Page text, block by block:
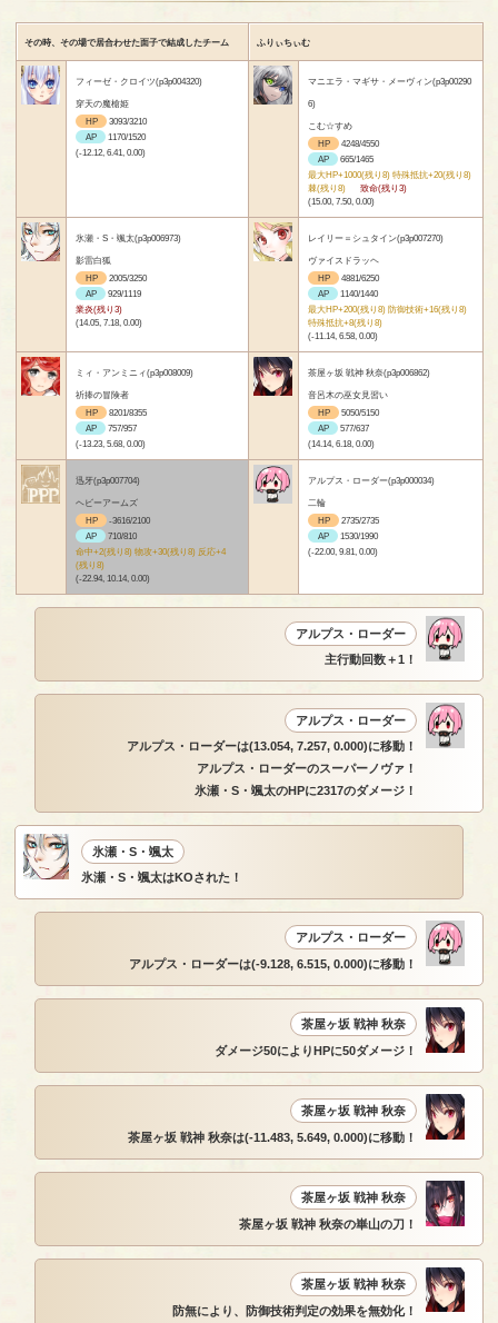
その時、その場で居合わせた面子で結成したチーム ふりぃちぃむ
フィーゼ・クロイツ(p3p004320)
穿天の魔槍姫
HP
3093/3210
AP
1170/1520
(-12.12, 6.41, 0.00)
マニエラ・マギサ・メーヴィン(p3p00290
6)
こむ☆すめ
HP
4248/4550
AP
665/1465
最大HP+1000(残り8) 特殊抵抗+20(残り8)
棘(残り8)
致命(残り3)
(15.00, 7.50, 0.00)
氷瀬・S・颯太(p3p006973)
影雷白狐
HP
2005/3250
AP
929/1119
業炎(残り3)
(14.05, 7.18, 0.00)
レイリー＝シュタイン(p3p007270)
ヴァイスドラッヘ
HP
4881/6250
AP
1140/1440
最大HP+200(残り8) 防御技術+16(残り8)
特殊抵抗+8(残り8)
(-11.14, 6.58, 0.00)
ミィ・アンミニィ(p3p008009)
祈捧の冒険者
HP
8201/8355
AP
757/957
(-13.23, 5.68, 0.00)
茶屋ヶ坂 戦神 秋奈(p3p006862)
音呂木の巫女見習い
HP
5050/5150
AP
577/637
(14.14, 6.18, 0.00)
迅牙(p3p007704)
ヘビーアームズ
HP
-3616/2100
AP
710/810
命中+2(残り8) 物攻+30(残り8) 反応+4
(残り8)
(-22.94, 10.14, 0.00)
アルプス・ローダー(p3p000034)
二輪
HP
2735/2735
AP
1530/1990
(-22.00, 9.81, 0.00)
アルプス・ローダー
主行動回数＋1！
アルプス・ローダー
アルプス・ローダーは(13.054, 7.257, 0.000)に移動！
アルプス・ローダーのスーパーノヴァ！
氷瀬・S・颯太のHPに2317のダメージ！
氷瀬・S・颯太
氷瀬・S・颯太はKOされた！
アルプス・ローダー
アルプス・ローダーは(-9.128, 6.515, 0.000)に移動！
茶屋ヶ坂 戦神 秋奈
ダメージ50によりHPに50ダメージ！
茶屋ヶ坂 戦神 秋奈
茶屋ヶ坂 戦神 秋奈は(-11.483, 5.649, 0.000)に移動！
茶屋ヶ坂 戦神 秋奈
茶屋ヶ坂 戦神 秋奈の崋山の刀！
茶屋ヶ坂 戦神 秋奈
防無により、防御技術判定の効果を無効化！